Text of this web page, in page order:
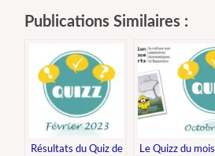
Publications Similaires :
Résultats du Quiz de
Le Quizz du mois